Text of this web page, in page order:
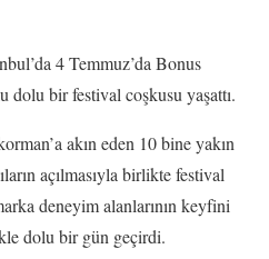
4 Temmuz’da Bonus
dolu bir festival coşkusu yaşattı.
akın eden 10 bine yakın
açılmasıyla birlikte festival
deneyim alanlarının keyfini
dolu bir gün geçirdi.